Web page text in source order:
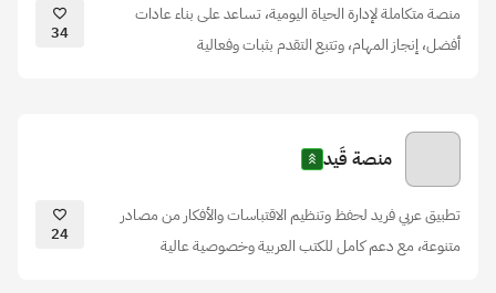
منصة متكاملة لإدارة الحياة اليومية، تساعد على بناء عادات
أفضل، إنجاز المهام، وتتبع التقدم بثبات وفعالية
34
منصة قَيد
تطبيق عربي فريد لحفظ وتنظيم الاقتباسات والأفكار من مصادر
متنوعة، مع دعم كامل للكتب العربية وخصوصية عالية
24